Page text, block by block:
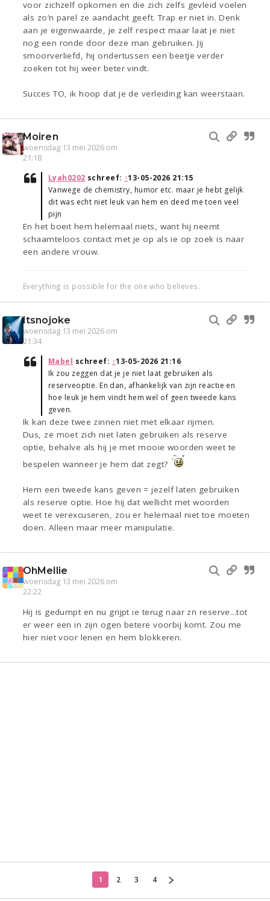
voor zichzelf opkomen en die zich zelfs gevleid voelen
als zo’n parel ze aandacht geeft. Trap er niet in. Denk
aan je eigenwaarde, je zelf respect maar laat je niet
nog een ronde door deze man gebruiken. Jij
smoorverliefd, hij ondertussen een beetje verder
zoeken tot hij weer beter vindt.
Succes TO, ik hoop dat je de verleiding kan weerstaan.
Moiren
woensdag 13 mei 2026 om
21:18
Lyah0202 schreef: ↑13-05-2026 21:15
Vanwege de chemistry, humor etc. maar je hebt gelijk
dit was echt niet leuk van hem en deed me toen veel
pijn
En het boeit hem helemaal niets, want hij neemt
schaamteloos contact met je op als ie op zoek is naar
een andere vrouw.
Everything is possible for the one who believes.
Itsnojoke
woensdag 13 mei 2026 om
21:34
Mabel schreef: ↑13-05-2026 21:16
Ik zou zeggen dat je je niet laat gebruiken als
reserveoptie. En dan, afhankelijk van zijn reactie en
hoe leuk je hem vindt hem wel of geen tweede kans
geven.
Ik kan deze twee zinnen niet met elkaar rijmen.
Dus, ze moet zich niet laten gebruiken als reserve
optie, behalve als hij je met mooie woorden weet te
bespelen wanneer je hem dat zegt?
Hem een tweede kans geven = jezelf laten gebruiken
als reserve optie. Hoe hij dat wellicht met woorden
weet te verexcuseren, zou er helemaal niet toe moeten
doen. Alleen maar meer manipulatie.
OhMellie
woensdag 13 mei 2026 om
22:22
Hij is gedumpt en nu grijpt ie terug naar zn reserve...tot
er weer een in zijn ogen betere voorbij komt. Zou me
hier niet voor lenen en hem blokkeren.
1 2 3 4